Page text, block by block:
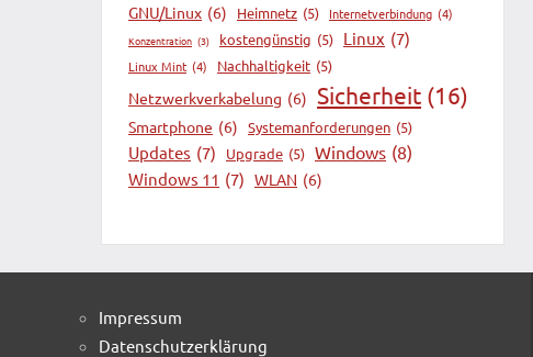
GNU/Linux (6) Heimnetz (5) Internetverbindung (4)
Konzentration (3) kostengünstig (5) Linux (7)
Linux Mint (4) Nachhaltigkeit (5)
Netzwerkverkabelung (6) Sicherheit (16)
Smartphone (6) Systemanforderungen (5)
Updates (7) Upgrade (5) Windows (8)
Windows 11 (7) WLAN (6)
Impressum
Datenschutzerklärung